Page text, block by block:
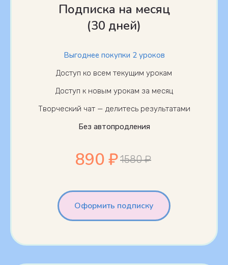
Подписка на месяц
(30 дней)
Выгоднее покупки 2 уроков
Доступ ко всем текущим урокам
Доступ к новым урокам за месяц
Творческий чат — делитесь результатами
Без автопродления
890 ₽1580 ₽
Оформить подписку